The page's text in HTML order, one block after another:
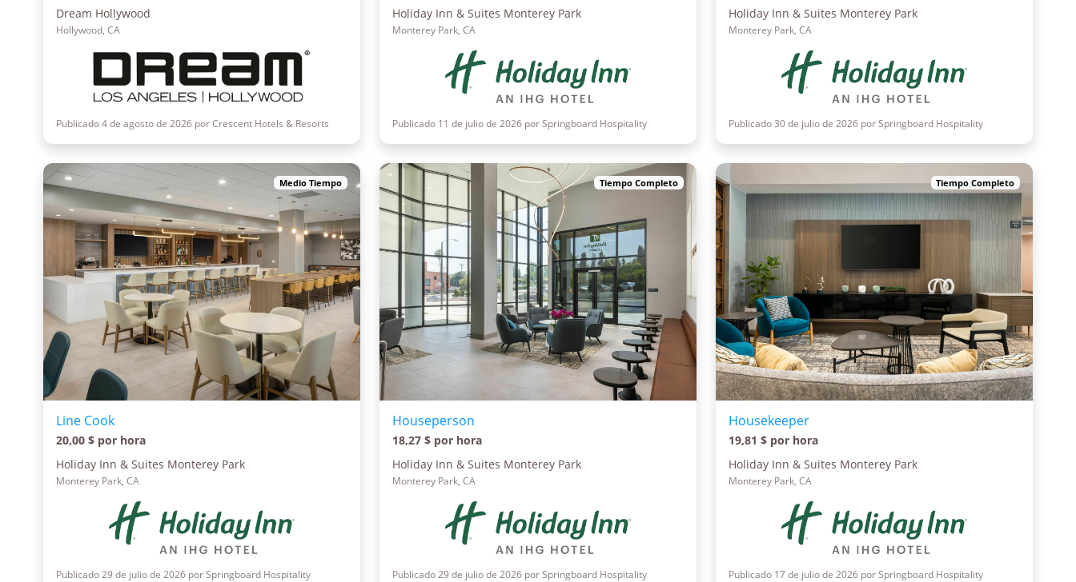
Dream Hollywood
Hollywood, CA
Publicado 4 de agosto de 2026 por Crescent Hotels & Resorts
Holiday Inn & Suites Monterey Park
Monterey Park, CA
Publicado 11 de julio de 2026 por Springboard Hospitality
Holiday Inn & Suites Monterey Park
Monterey Park, CA
Publicado 30 de julio de 2026 por Springboard Hospitality
Medio Tiempo
Line Cook
20,00 $ por hora
Holiday Inn & Suites Monterey Park
Monterey Park, CA
Publicado 29 de julio de 2026 por Springboard Hospitality
Tiempo Completo
Houseperson
18,27 $ por hora
Holiday Inn & Suites Monterey Park
Monterey Park, CA
Publicado 29 de julio de 2026 por Springboard Hospitality
Tiempo Completo
Housekeeper
19,81 $ por hora
Holiday Inn & Suites Monterey Park
Monterey Park, CA
Publicado 17 de julio de 2026 por Springboard Hospitality